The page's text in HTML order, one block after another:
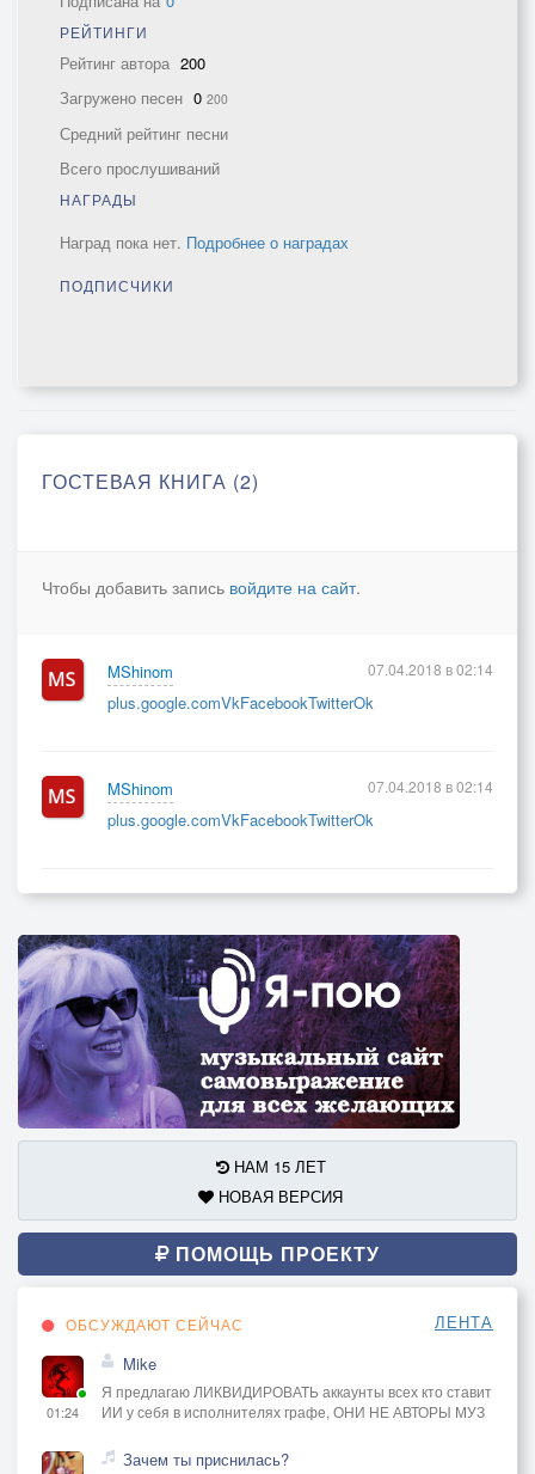
РЕЙТИНГИ
Рейтинг автора 200
Загружено песен 0 200
Средний рейтинг песни
Всего прослушиваний
НАГРАДЫ
Наград пока нет. Подробнее о наградах
ПОДПИСЧИКИ
ГОСТЕВАЯ КНИГА (2)
Чтобы добавить запись войдите на сайт.
MShinom
plus.google.comVkFacebookTwitterOk
07.04.2018 в 02:14
MShinom
plus.google.comVkFacebookTwitterOk
07.04.2018 в 02:14
НАМ 15 ЛЕТ
НОВАЯ ВЕРСИЯ
ПОМОЩЬ ПРОЕКТУ
ОБСУЖДАЮТ СЕЙЧАС ЛЕНТА
01:24
Mike
Я предлагаю ЛИКВИДИРОВАТЬ аккаунты всех кто ставит
ИИ у себя в исполнителях графе, ОНИ НЕ АВТОРЫ МУЗ
Зачем ты приснилась?